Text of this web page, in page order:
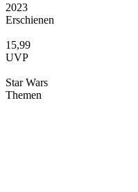
2023
Erschienen
15,99
UVP
Star Wars
Themen